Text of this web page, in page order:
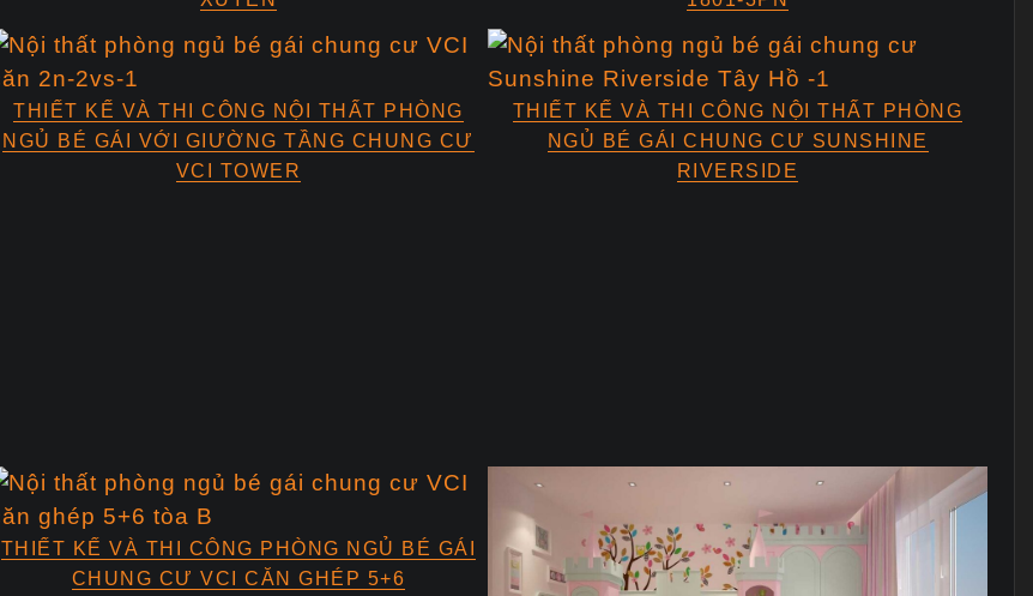
THIẾT KẾ VÀ THI CÔNG NỘI THẤT PHÒNG
NGỦ BÉ GÁI VỚI GIƯỜNG TẦNG CHUNG CƯ
VCI TOWER
THIẾT KẾ VÀ THI CÔNG NỘI THẤT PHÒNG
NGỦ BÉ GÁI CHUNG CƯ SUNSHINE
RIVERSIDE
THIẾT KẾ VÀ THI CÔNG PHÒNG NGỦ BÉ GÁI
CHUNG CƯ VCI CĂN GHÉP 5+6